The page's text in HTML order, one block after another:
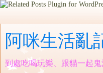
阿咪生活亂
到處吃喝玩樂、跟貓一起鬼